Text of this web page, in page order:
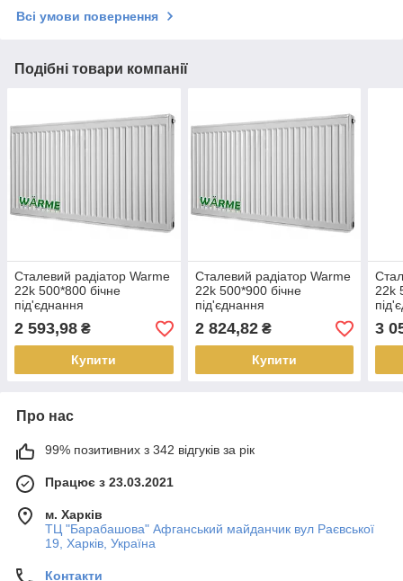
Всі умови повернення
Подібні товари компанії
Сталевий радіатор Warme
22k 500*800 бічне
під'єднання
2 593,98 ₴
Купити
Сталевий радіатор Warme
22k 500*900 бічне
під'єднання
2 824,82₴
Купити
22k
3
Про нас
99% позитивних з 342 відгуків за рік
Працює з 23.03.2021
м. Харків
ТЦ "Барабашова" Афганський майданчик вул Раєвської
19, Харків, Україна
Контакти